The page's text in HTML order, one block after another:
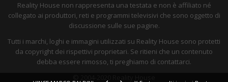
Reality House non rappresenta una testata e non è affiliato né
collegato ai produttori, reti e programmi televisivi che sono oggetto di
discussione sulle sue pagine.
Tutti i marchi, loghi e immagini utilizzati su Reality House sono protetti
da copyright dei rispettivi proprietari. Se ritieni che un contenuto
debba essere rimosso, ti preghiamo di contattarci.